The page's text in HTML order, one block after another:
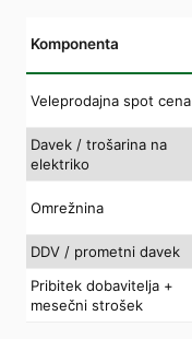
Komponenta
Veleprodajna spot cena
Davek / trošarina na
elektriko
Omrežnina
DDV / prometni davek
Pribitek dobavitelja +
mesečni strošek